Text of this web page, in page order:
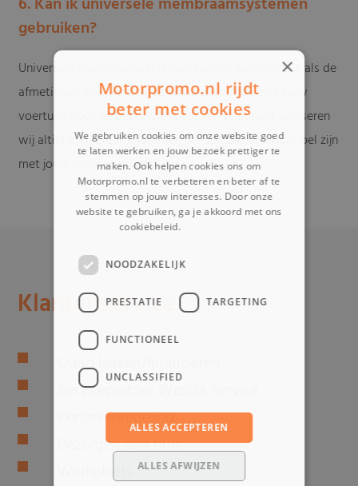
gebruiken?
Universele membraamsystemen kunnen geschikt zijn als de
afmetingen en aansluitingen overeenkomen met jouw
voertuig. Voor de beste prestaties en veiligheid adviseren
wij altijd membraamsystemen die specifiek compatibel zijn
met jouw merk en model.
Klantenservice
Quad leasen/financieren
Servicepartner Westra Service
Kentekenregeling
Bezorgen aan huis
Werkplaats
×
Motorpromo.nl rijdt
beter met cookies
We gebruiken cookies om onze website goed
te laten werken en jouw bezoek prettiger te
maken. Ook helpen cookies ons om
Motorpromo.nl te verbeteren en beter af te
stemmen op jouw interesses. Door onze
website te gebruiken, ga je akkoord met ons
cookiebeleid.
NOODZAKELIJK
PRESTATIE TARGETING
FUNCTIONEEL
UNCLASSIFIED
ALLES ACCEPTEREN
ALLES AFWIJZEN